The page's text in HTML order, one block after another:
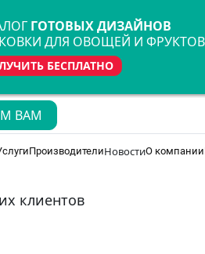
ГОТОВЫХ ДИЗАЙНОВ
ДЛЯ ОВОЩЕЙ И ФРУКТОВ
БЕСПЛАТНО
ВАМ
ПроизводителиНовостиО компании
клиентов